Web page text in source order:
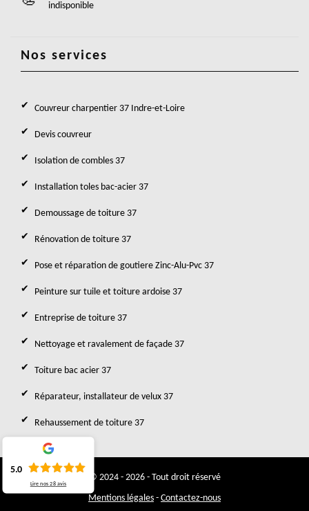
indisponible
Nos services
Couvreur charpentier 37 Indre-et-Loire
Devis couvreur
Isolation de combles 37
Installation toles bac-acier 37
Demoussage de toiture 37
Rénovation de toiture 37
Pose et réparation de goutiere Zinc-Alu-Pvc 37
Peinture sur tuile et toiture ardoise 37
Entreprise de toiture 37
Nettoyage et ravalement de façade 37
Toiture bac acier 37
Réparateur, installateur de velux 37
Rehaussement de toiture 37
© 2024 - 2026 - Tout droit réservé
Mentions légales - Contactez-nous
5.0
Lire nos28 avis